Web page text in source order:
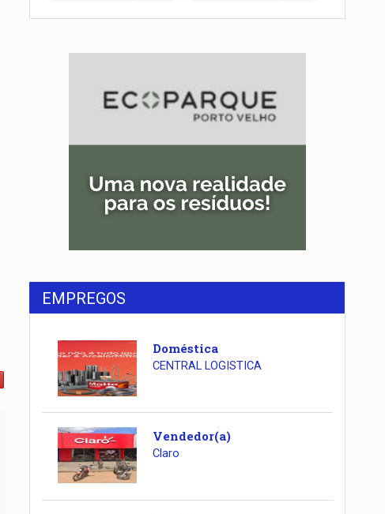
EMPREGOS
Doméstica
CENTRAL LOGISTICA
Vendedor(a)
Claro